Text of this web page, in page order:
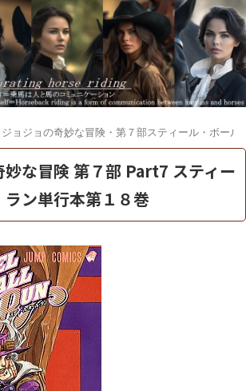
ジョジョの奇妙な冒険・第７部スティール・ボール
妙な冒険 第７部 Part7 スティー
ン単行本第１８巻